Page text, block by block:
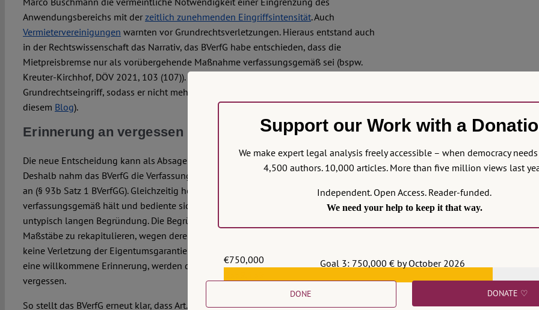
Anwendungsbereichs mit der zeitlich zunehmenden Eingriffsintensität. Auch
Vermietervereinigungen warnten vor Grundrechtsverletzungen. Hieraus entstand auch
in der Rechtswissenschaft das Narrativ, das BVerfG habe entschieden, dass die
Mietpreisbremse nur als vorübergehende Maßnahme verfassungsgemäß sei (bspw.
Kreuter-Kirchhof, DÖV 2021, 103 (107)). Eine Verlängerung intensiviere den
Grundrechtseingriff, sodass er nicht mehr zu rechtfertigen sei (dazu schon kritisch auf
diesem Blog).
Erinnerung an vergessen Maßstäbe
Die neue Entscheidung kann als Absage an jene Argumente verstanden werden.
Deshalb nahm das BVerfG die Verfassungsbeschwerde bereits nicht zur Entscheidung
an (§ 93b Satz 1 BVerfGG). Gleichzeitig hob es aber hervor, dass es die Verlängerung für
verfassungsgemäß hält und bediente sich dazu einer für Nichtannahmebeschlüsse
untypisch langen Begründung. Die Begründung nutzt das Gericht, um bisherige
Maßstäbe zu rekapitulieren, wegen derer Preiseingriffe wie jene der Mietpreisbremse
keine Verletzung der Eigentumsgarantie der Vermieter*innen darstellen. Darin liegt
eine willkommene Erinnerung, werden diese im politischen Diskurs doch allzu oft
vergessen.
So stellt das BVerfG erneut klar, dass Art. 14 Abs. 1 GG von vornherein nicht die
Support our Work with a
We make expert legal analysis freely accessible – when democracy
4,500 authors. 10,000 articles. More than five million views last
Independent. Open Access. Reader-funded.
We need your help to keep it that way.
€750,000
Goal 3: 750,000 € by October 2026
DONE DONATE ♡